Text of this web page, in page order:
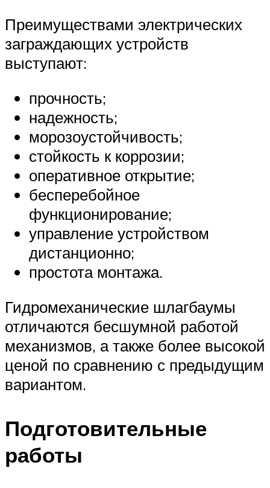
Преимуществами электрических
заграждающих устройств
выступают:
прочность;
надежность;
морозоустойчивость;
стойкость к коррозии;
оперативное открытие;
бесперебойное
функционирование;
управление устройством
дистанционно;
простота монтажа.
Гидромеханические шлагбаумы
отличаются бесшумной работой
механизмов, а также более высокой
ценой по сравнению с предыдущим
вариантом.
Подготовительные
работы